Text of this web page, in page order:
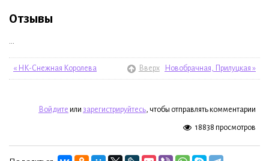
Отзывы
...
« НК-Снежная Королева Вверх Новобрачная, Прилуцкая »
Войдите или зарегистрируйтесь, чтобы отправлять комментарии
18838 просмотров